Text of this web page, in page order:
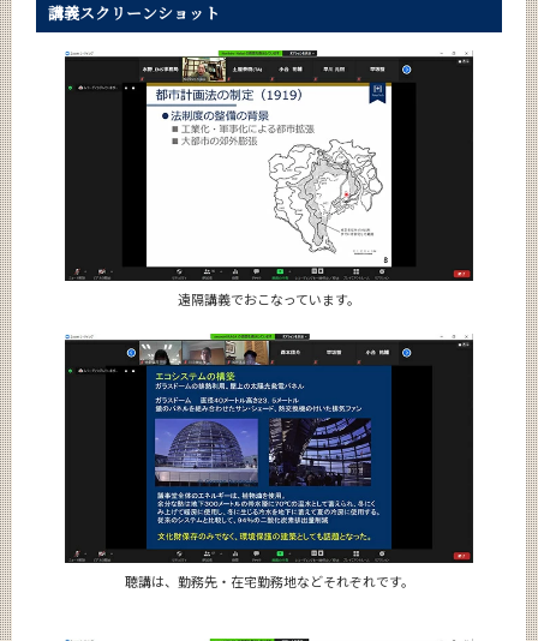
講義スクリーンショット
遠隔講義でおこなっています。
聴講は、勤務先・在宅勤務地などそれぞれです。